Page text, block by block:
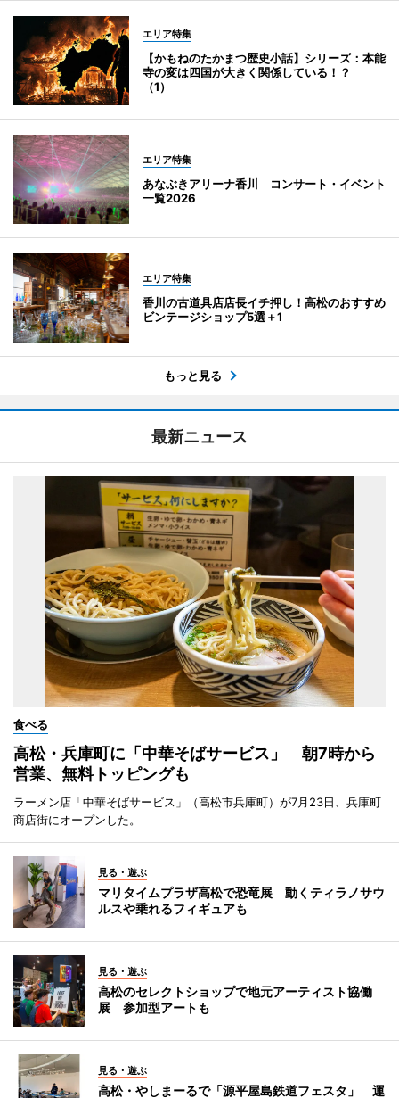
エリア特集
【かもねのたかまつ歴史小話】シリーズ：本能
寺の変は四国が大きく関係している！？
（1）
エリア特集
あなぶきアリーナ香川 コンサート・イベント
一覧2026
エリア特集
香川の古道具店店長イチ押し！高松のおすすめ
ビンテージショップ5選＋1
もっと見る
最新ニュース
食べる
高松・兵庫町に「中華そばサービス」 朝7時から
営業、無料トッピングも
ラーメン店「中華そばサービス」（高松市兵庫町）が7月23日、兵庫町
商店街にオープンした。
見る・遊ぶ
マリタイムプラザ高松で恐竜展 動くティラノサウ
ルスや乗れるフィギュアも
見る・遊ぶ
高松のセレクトショップで地元アーティスト協働
展 参加型アートも
見る・遊ぶ
高松・やしまーるで「源平屋島鉄道フェスタ」 運